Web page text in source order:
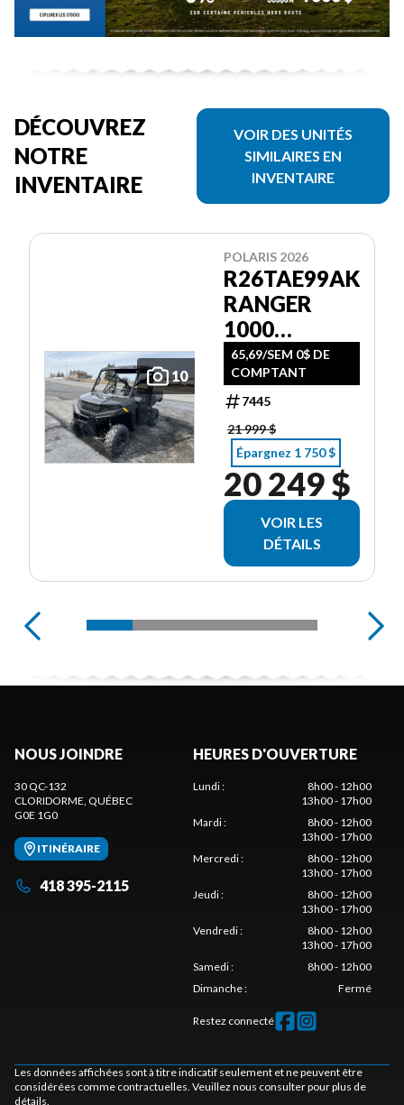
DÉCOUVREZ
NOTRE
INVENTAIRE
VOIR DES UNITÉS
SIMILAIRES EN
INVENTAIRE
10
POLARIS 2026
R26TAE99AK
RANGER
1000
PREMIUM
65,69/SEM 0$ DE
COMPTANT
7445
21 999 $
Épargnez 1 750 $
20 249 $
VOIR LES
DÉTAILS
NOUS JOINDRE
30 QC-132
CLORIDORME, QUÉBEC
G0E 1G0
ITINÉRAIRE
418 395-2115
HEURES D'OUVERTURE
Lundi:
8h00 - 12h00
13h00 - 17h00
Mardi:
8h00 - 12h00
13h00 - 17h00
Mercredi:
8h00 - 12h00
13h00 - 17h00
Jeudi:
8h00 - 12h00
13h00 - 17h00
Vendredi:
8h00 - 12h00
13h00 - 17h00
Samedi:
8h00 - 12h00
Dimanche: Fermé
Restez connecté
Les données affichées sont à titre indicatif seulement et ne peuvent être
considérées comme contractuelles. Veuillez nous consulter pour plus de
détails.